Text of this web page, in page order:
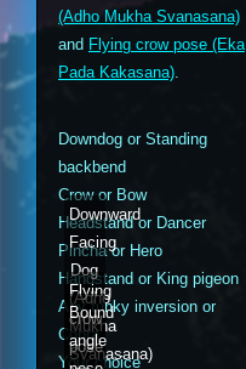
(Adho Mukha Svanasana)
and Flying crow pose (Eka
Pada Kakasana)
Downdog or Standing
backbend
Crow or Bow
Headstand or Dancer
Pincha or Hero
Handstand or King pigeon
Any funky inversion or
Cobra
Your choice
Downward
Facing
Dog
(Adho
Mukha
Svanasana)
Flying
crow
pose
Bound
angle